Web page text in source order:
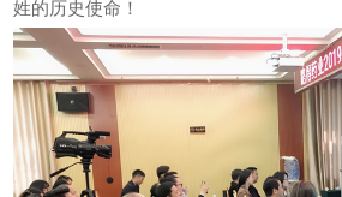
姓的历史使命！